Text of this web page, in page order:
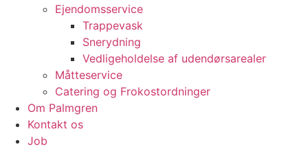
Ejendomsservice
Trappevask
Snerydning
Vedligeholdelse af udendørsarealer
Måtteservice
Catering og Frokostordninger
Om Palmgren
Kontakt os
Job